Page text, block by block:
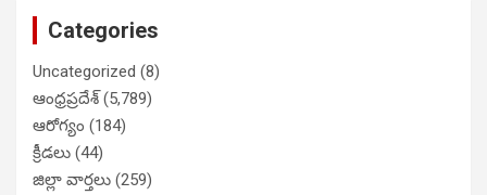
Categories
Uncategorized (8)
ఆంధ్రప్రదేశ్(5,789)
ఆరోగ్యం (184)
క్రీడలు (44)
జిల్లా వార్తలు (259)